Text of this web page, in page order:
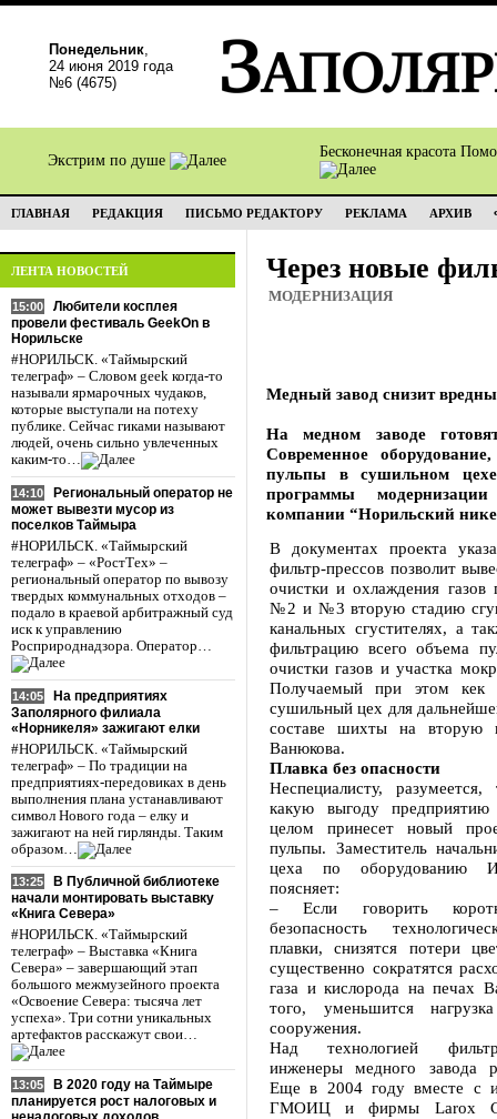
Понедельник,
24 июня 2019 года
№6 (4675)
Экстрим по душе
Бесконечная красота
ГЛАВНАЯ РЕДАКЦИЯ ПИСЬМО РЕДАКТОРУ РЕКЛАМА АРХИВ
ЛЕНТА НОВОСТЕЙ
15:00
Любители косплея
провели фестиваль GeekOn в
Норильске
#НОРИЛЬСК. «Таймырский
телеграф» – Словом geek когда-то
называли ярмарочных чудаков,
которые выступали на потеху
публике. Сейчас гиками называют
людей, очень сильно увлеченных
каким-то…
14:10
Региональный оператор не
может вывезти мусор из
поселков Таймыра
#НОРИЛЬСК. «Таймырский
телеграф» – «РостТех» –
региональный оператор по вывозу
твердых коммунальных отходов –
подало в краевой арбитражный суд
иск к управлению
Росприроднадзора. Оператор…
14:05
На предприятиях
Заполярного филиала
«Норникеля» зажигают елки
#НОРИЛЬСК. «Таймырский
телеграф» – По традиции на
предприятиях-передовиках в день
выполнения плана устанавливают
символ Нового года – елку и
зажигают на ней гирлянды. Таким
образом…
13:25
В Публичной библиотеке
начали монтировать выставку
«Книга Севера»
#НОРИЛЬСК. «Таймырский
телеграф» – Выставка «Книга
Севера» – завершающий этап
большого межмузейного проекта
«Освоение Севера: тысяча лет
успеха». Три сотни уникальных
артефактов расскажут свои…
13:05
В 2020 году на Таймыре
планируется рост налоговых и
Через новые
МОДЕРНИЗАЦИЯ
Медный завод снизит
На медном заводе
Современное
пульпы в сушильном
программы
компании “Норильский
В документах проекта
фильтр-прессов позволит
очистки и охлаждения газов
№2 и №3 вторую стадию
канальных сгустителях, а
фильтрацию всего объема
очистки газов и участка
Получаемый при этом кек
сушильный цех для
составе шихты на вторую
Ванюкова.
Плавка без опасности
Неспециалисту,
какую выгоду
целом принесет новый
пульпы. Заместитель
цеха по оборудованию
поясняет:
– Если говорить
безопасность
плавки, снизятся потери
существенно сократятся
газа и кислорода на печах
того, уменьшится
сооружения.
Над технологией
инженеры медного завода
Еще в 2004 году вместе с
ГМОИЦ и фирмы Larox